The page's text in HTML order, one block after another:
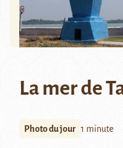
La mer de
Photo du jour 1 minute